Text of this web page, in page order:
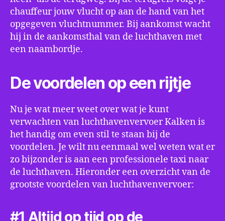
chauffeur jouw vlucht op aan de hand van het
opgegeven vluchtnummer. Bij aankomst wacht
hij in de aankomsthal van de luchthaven met
een naambordje.
De voordelen op een rijtje
Nu je wat meer weet over wat je kunt
verwachten van luchthavenvervoer Kalken is
het handig om even stil te staan bij de
voordelen. Je wilt nu eenmaal wel weten wat er
zo bijzonder is aan een professionele taxi naar
de luchthaven. Hieronder een overzicht van de
grootste voordelen van luchthavenvervoer:
#1 Altijd op tijd op de